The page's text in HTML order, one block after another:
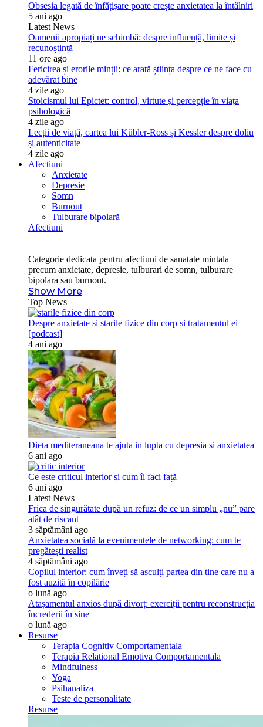
Obsesia legată de înfățișare poate crește anxietatea la întâlniri
5 ani ago
Latest News
Oamenii apropiați ne schimbă: despre influență, limite și
recunoștință
11 ore ago
Fericirea și erorile minții: ce arată știința despre ce ne face cu
adevărat bine
4 zile ago
Stoicismul lui Epictet: control, virtute și percepție în viața
psihologică
4 zile ago
Lecții de viață, cartea lui Kübler-Ross și Kessler despre doliu
și autenticitate
4 zile ago
Afectiuni
Anxietate
Depresie
Somn
Burnout
Tulburare bipolară
Afectiuni
Categorie dedicata pentru afectiuni de sanatate mintala
precum anxietate, depresie, tulburari de somn, tulburare
bipolara sau burnout.
Show More
Top News
Despre anxietate si starile fizice din corp si tratamentul ei
[podcast]
4 ani ago
Dieta mediteraneana te ajuta in lupta cu depresia si anxietatea
6 ani ago
Ce este criticul interior și cum îi faci față
6 ani ago
Latest News
Frica de singurătate după un refuz: de ce un simplu „nu” pare
atât de riscant
3 săptămâni ago
Anxietatea socială la evenimentele de networking: cum te
pregătești realist
4 săptămâni ago
Copilul interior: cum înveți să asculți partea din tine care nu a
fost auzită în copilărie
o lună ago
Atașamentul anxios după divorț: exerciții pentru reconstrucția
încrederii în sine
o lună ago
Resurse
Terapia Cognitiv Comportamentala
Terapia Relational Emotiva Comportamentala
Mindfulness
Yoga
Psihanaliza
Teste de personalitate
Resurse